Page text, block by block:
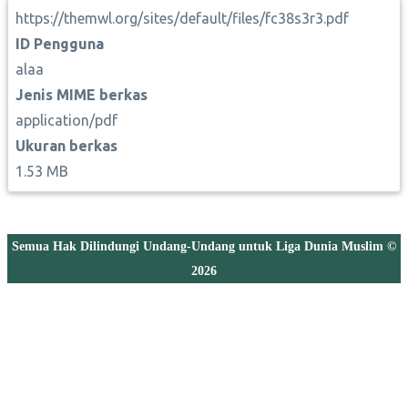
https://themwl.org/sites/default/files/fc38s3r3.pdf
ID Pengguna
alaa
Jenis MIME berkas
application/pdf
Ukuran berkas
1.53 MB
Semua Hak Dilindungi Undang-Undang untuk Liga Dunia Muslim ©
2026